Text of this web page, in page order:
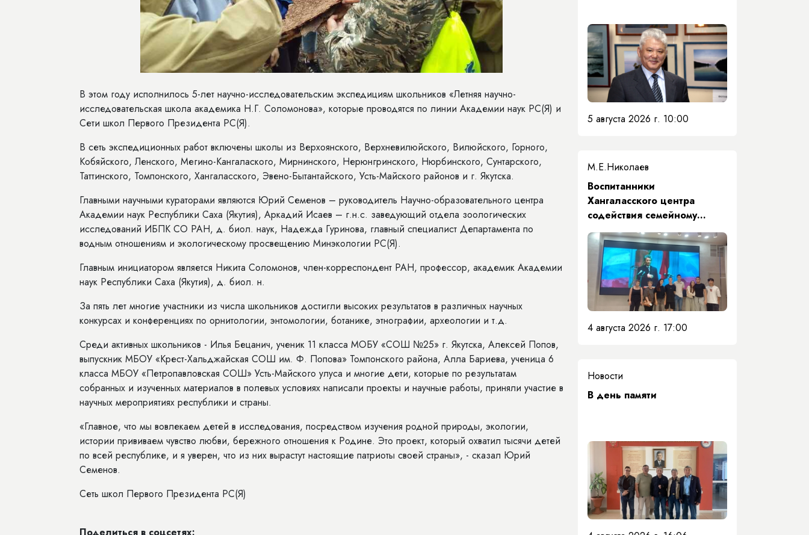
В этом году исполнилось 5-лет научно-исследовательским экспедициям школьников «Летняя научно-
исследовательская школа академика Н.Г. Соломонова», которые проводятся по линии Академии наук РС(Я) и
Сети школ Первого Президента РС(Я).
В сеть экспедиционных работ включены школы из Верхоянского, Верхневилюйского, Вилюйского, Горного,
Кобяйского, Ленского, Мегино-Кангалаского, Мирнинского, Нерюнгринского, Нюрбинского, Сунтарского,
Таттинского, Томпонского, Хангаласского, Эвено-Бытантайского, Усть-Майского районов и г. Якутска.
Главными научными кураторами являются Юрий Семенов – руководитель Научно-образовательного центра
Академии наук Республики Саха (Якутия), Аркадий Исаев – г.н.с. заведующий отдела зоологических
исследований ИБПК СО РАН, д. биол. наук, Надежда Гуринова, главный специалист Департамента по
водным отношениям и экологическому просвещению Минэкологии РС(Я).
Главным инициатором является Никита Соломонов, член-корреспондент РАН, профессор, академик Академии
наук Республики Саха (Якутия), д. биол. н.
За пять лет многие участники из числа школьников достигли высоких результатов в различных научных
конкурсах и конференциях по орнитологии, энтомологии, ботанике, этнографии, археологии и т.д.
Среди активных школьников - Илья Бецанич, ученик 11 класса МОБУ «СОШ №25» г. Якутска, Алексей Попов,
выпускник МБОУ «Крест-Хальджайская СОШ им. Ф. Попова» Томпонского района, Алла Бариева, ученица 6
класса МБОУ «Петропавловская СОШ» Усть-Майского улуса и многие дети, которые по результатам
собранных и изученных материалов в полевых условиях написали проекты и научные работы, приняли участие в
научных мероприятиях республики и страны.
«Главное, что мы вовлекаем детей в исследования, посредством изучения родной природы, экологии,
истории прививаем чувство любви, бережного отношения к Родине. Это проект, который охватил тысячи детей
по всей республике, и я уверен, что из них вырастут настоящие патриоты своей страны», - сказал Юрий
Семенов.
Сеть школ Первого Президента РС(Я)
5 августа 2026 г. 10:00
М.Е.Николаев
​Воспитанники
Хангаласского центра
содействия семейному
воспитанию почтили память
Первого Президента Якутии
4 августа 2026 г. 17:00
Новости
​В день памяти